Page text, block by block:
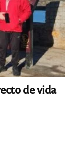
de vida